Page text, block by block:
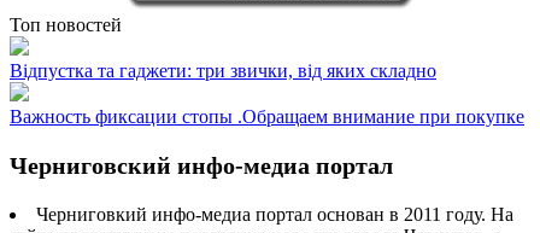
Топ новостей
Відпустка та гаджети: три звички, від яких складно
Важность фиксации стопы .Обращаем внимание при покупке
Черниговский инфо-медиа портал
Черниговкий инфо-медиа портал основан в 2011 году. На